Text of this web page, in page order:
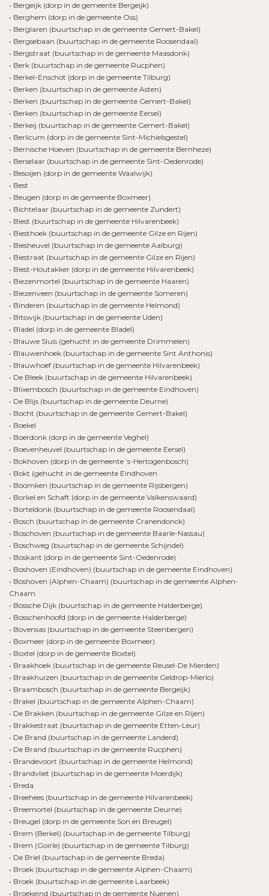
• Bergeijk (dorp in de gemeente Bergeijk)
• Berghem (dorp in de gemeente Oss)
• Berglaren (buurtschap in de gemeente Gemert-Bakel)
• Bergsebaan (buurtschap in de gemeente Roosendaal)
• Bergstraat (buurtschap in de gemeente Maasdonk)
• Berk (buurtschap in de gemeente Rucphen)
• Berkel-Enschot (dorp in de gemeente Tilburg)
• Berken (buurtschap in de gemeente Asten)
• Berken (buurtschap in de gemeente Gemert-Bakel)
• Berken (buurtschap in de gemeente Eersel)
• Berkeij (buurtschap in de gemeente Gemert-Bakel)
• Berlicum (dorp in de gemeente Sint-Michielsgestel)
• Bernische Hoeven (buurtschap in de gemeente Bernheze)
• Berselaar (buurtschap in de gemeente Sint-Oedenrode)
• Besoijen (dorp in de gemeente Waalwijk)
• Best
• Beugen (dorp in de gemeente Boxmeer)
• Bichtelaar (buurtschap in de gemeente Zundert)
• Biest (buurtschap in de gemeente Hilvarenbeek)
• Biesthoek (buurtschap in de gemeente Gilze en Rijen)
• Biesheuvel (buurtschap in de gemeente Aalburg)
• Biestraat (buurtschap in de gemeente Gilze en Rijen)
• Biest-Houtakker (dorp in de gemeente Hilvarenbeek)
• Biezenmortel (buurtschap in de gemeente Haaren)
• Biezenveen (buurtschap in de gemeente Someren)
• Binderen (buurtschap in de gemeente Helmond)
• Bitswijk (buurtschap in de gemeente Uden)
• Bladel (dorp in de gemeente Bladel)
• Blauwe Sluis (gehucht in de gemeente Drimmelen)
• Blauwenhoek (buurtschap in de gemeente Sint Anthonis)
• Blauwhoef (buurtschap in de gemeente Hilvarenbeek)
• De Bleek (buurtschap in de gemeente Hilvarenbeek)
• Blixembosch (buurtschap in de gemeente Eindhoven)
• De Blijs (buurtschap in de gemeente Deurne)
• Bocht (buurtschap in de gemeente Gemert-Bakel)
• Boekel
• Boerdonk (dorp in de gemeente Veghel)
• Boevenheuvel (buurtschap in de gemeente Eersel)
• Bokhoven (dorp in de gemeente ’s-Hertogenbosch)
• Bokt (gehucht in de gemeente Eindhoven
• Boomken (buurtschap in de gemeente Rijsbergen)
• Borkel en Schaft (dorp in de gemeente Valkenswaard)
• Borteldonk (buurtschap in de gemeente Roosendaal)
• Bosch (buurtschap in de gemeente Cranendonck)
• Boschoven (buurtschap in de gemeente Baarle-Nassau)
• Boschweg (buurtschap in de gemeente Schijndel)
• Boskant (dorp in de gemeente Sint-Oedenrode)
• Boshoven (Eindhoven) (buurtschap in de gemeente Eindhoven)
• Boshoven (Alphen-Chaam) (buurtschap in de gemeente Alphen-
Chaam
• Bossche Dijk (buurtschap in de gemeente Halderberge)
• Bosschenhoofd (dorp in de gemeente Halderberge)
• Bovensas (buurtschap in de gemeente Steenbergen)
• Boxmeer (dorp in de gemeente Boxmeer)
• Boxtel (dorp in de gemeente Boxtel)
• Braakhoek (buurtschap in de gemeente Reusel-De Mierden)
• Braakhuizen (buurtschap in de gemeente Geldrop-Mierlo)
• Braambosch (buurtschap in de gemeente Bergeijk)
• Brakel (buurtschap in de gemeente Alphen-Chaam)
• De Brakken (buurtschap in de gemeente Gilze en Rijen)
• Brakkestraat (buurtschap in de gemeente Etten-Leur)
• De Brand (buurtschap in de gemeente Landerd)
• De Brand (buurtschap in de gemeente Rucphen)
• Brandevoort (buurtschap in de gemeente Helmond)
• Brandvliet (buurtschap in de gemeente Moerdijk)
• Breda
• Breehees (buurtschap in de gemeente Hilvarenbeek)
• Breemortel (buurtschap in de gemeente Deurne)
• Breugel (dorp in de gemeente Son en Breugel)
• Brem (Berkel) (buurtschap in de gemeente Tilburg)
• Brem (Goirle) (buurtschap in de gemeente Tilburg)
• De Briel (buurtschap in de gemeente Breda)
• Broek (buurtschap in de gemeente Alphen-Chaam)
• Broek (buurtschap in de gemeente Laarbeek)
• Broekeind (buurtschap in de gemeente Nuenen)